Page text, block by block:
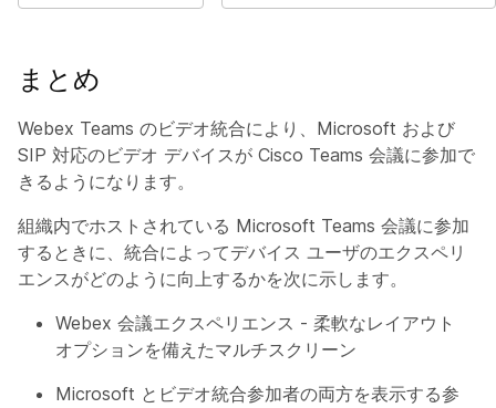
まとめ
Webex Teams のビデオ統合により、Microsoft および
SIP 対応のビデオ デバイスが Cisco Teams 会議に参加で
きるようになります。
組織内でホストされている Microsoft Teams 会議に参加
するときに、統合によってデバイス ユーザのエクスペリ
エンスがどのように向上するかを次に示します。
Webex 会議エクスペリエンス - 柔軟なレイアウト
オプションを備えたマルチスクリーン
Microsoft とビデオ統合参加者の両方を表示する参